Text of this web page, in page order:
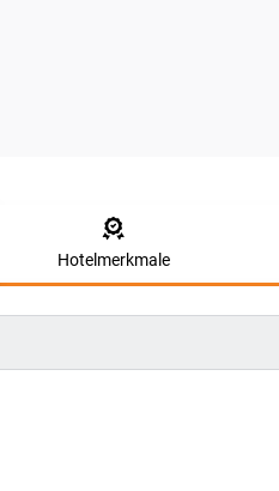
Hotelmerkmale